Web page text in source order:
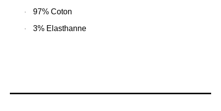
· 97% Coton
· 3% Elasthanne